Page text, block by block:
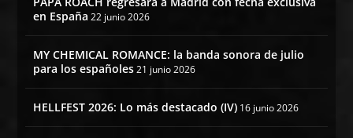
en España 22 junio 2026
MY CHEMICAL ROMANCE: la banda sonora de julio
para los españoles 21 junio 2026
HELLFEST 2026: Lo más destacado (IV) 16 junio 2026